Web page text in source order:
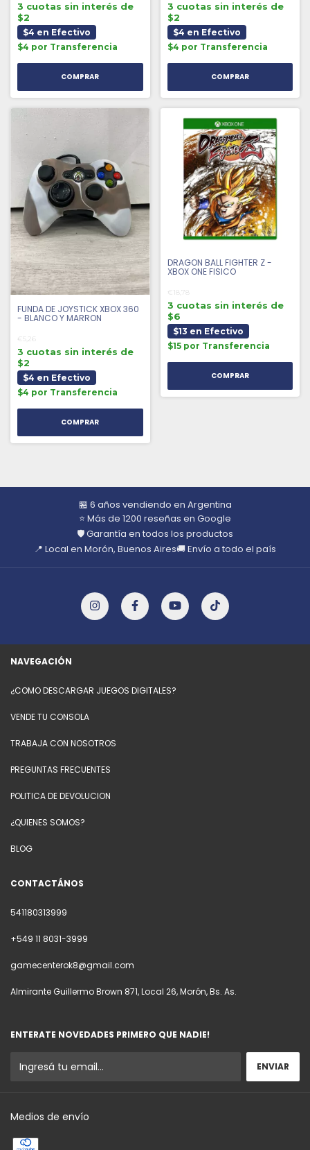
3 cuotas sin interés de
$2
$4 en Efectivo
$4 por Transferencia
3 cuotas sin interés de
$2
$4 en Efectivo
$4 por Transferencia
FUNDA DE JOYSTICK XBOX 360
- BLANCO Y MARRON
€5,26
3 cuotas sin interés de
$2
$4 en Efectivo
$4 por Transferencia
DRAGON BALL FIGHTER Z -
XBOX ONE FISICO
€18,78
3 cuotas sin interés de
$6
$13 en Efectivo
$15 por Transferencia
🏪 6 años vendiendo en Argentina
⭐ Más de 1200 reseñas en Google
🛡️ Garantía en todos los productos
📍 Local en Morón, Buenos Aires🚚 Envío a todo el país
NAVEGACIÓN
¿COMO DESCARGAR JUEGOS DIGITALES?
VENDE TU CONSOLA
TRABAJA CON NOSOTROS
PREGUNTAS FRECUENTES
POLITICA DE DEVOLUCION
¿QUIENES SOMOS?
BLOG
CONTACTÁNOS
541180313999
+549 11 8031-3999
gamecenterok8@gmail.com
Almirante Guillermo Brown 871, Local 26, Morón, Bs. As.
ENTERATE NOVEDADES PRIMERO QUE NADIE!
Medios de envío